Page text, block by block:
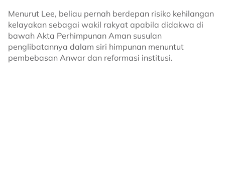
Menurut Lee, beliau pernah berdepan risiko kehilangan
kelayakan sebagai wakil rakyat apabila didakwa di
bawah Akta Perhimpunan Aman susulan
penglibatannya dalam siri himpunan menuntut
pembebasan Anwar dan reformasi institusi.